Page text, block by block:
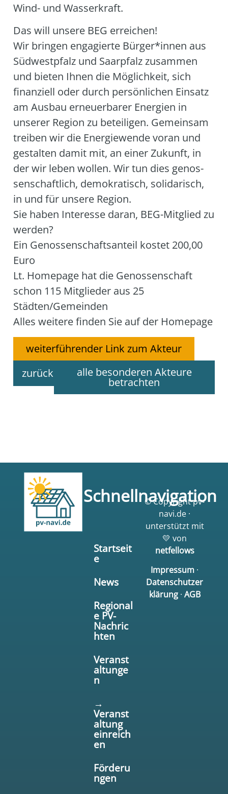
Wind- und Was­ser­kraft.
Das will unse­re BEG errei­chen!
Wir brin­gen enga­gier­te Bürger*innen aus
Süd­west­pfalz und Saar­pfalz zusam­men
und bie­ten Ihnen die Mög­lich­keit, sich
finan­zi­ell oder durch per­sön­li­chen Ein­satz
am Aus­bau erneu­er­ba­rer Ener­gien in
unse­rer Regi­on zu betei­li­gen. Gemein­sam
trei­ben wir die Ener­gie­wen­de vor­an und
gestal­ten damit mit, an einer Zukunft, in
der wir leben wol­len. Wir tun dies genos­
sen­schaft­lich, demo­kra­tisch, soli­da­risch,
in und für unse­re Regi­on.
Sie haben Inter­es­se dar­an, BEG-Mit­glied zu
wer­den?
Ein Genos­sen­schafts­an­teil kos­tet 200,00
Euro
Lt. Home­page hat die Genos­sen­schaft
schon 115 Mit­glie­der aus 25
Städten/Gemeinden
Alles wei­te­re fin­den Sie auf der Home­page
weiterführender Link zum Akteur
zurück
alle besonderen Akteure
betrachten
Schnellnavigation
Startseit
e
News
Regional
e PV-
Nachric
hten
Veranst
altunge
n
→
Veranst
altung
einreich
en
Förderu
ngen
© Copyright pv-
navi.de ·
unterstützt mit
💛 von
netfellows
Impressum ·
Datenschutzer
klärung· AGB